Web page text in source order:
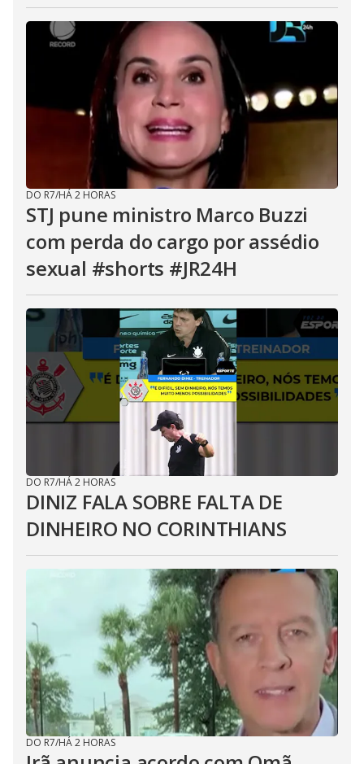
DO R7/HÁ 2 HORAS
STJ pune ministro Marco Buzzi
com perda do cargo por assédio
sexual #shorts #JR24H
DO R7/HÁ 2 HORAS
DINIZ FALA SOBRE FALTA DE
DINHEIRO NO CORINTHIANS
DO R7/HÁ 2 HORAS